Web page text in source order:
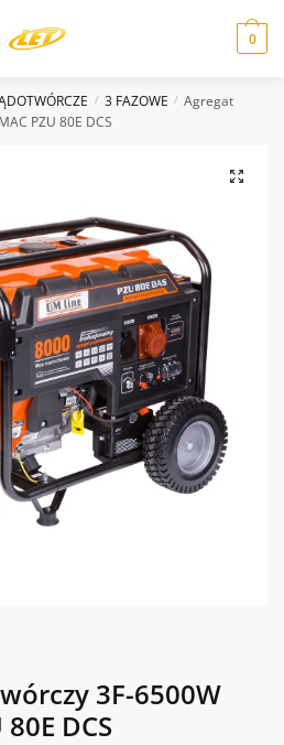
0
/ 3 FAZOWE / Agregat
PZU 80E DCS
3F-6500W
DCS